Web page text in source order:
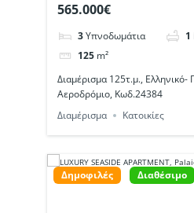
Κωδ.24384
565.000€
3Υπνοδωμάτια 1
125 m²
Διαμέρισμα 125τ.μ.,
Αεροδρόμιο, Κωδ.24384
Διαμέρισμα
Κατοικίες
Δημοφιλές Διαθέσιμο